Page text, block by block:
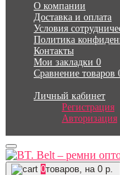
О компании
Доставка и оплата
Условия
Политика
Контакты
Мои закладки 0
Сравнение товаров
Личный кабинет
Регистрация
Авторизация
0товаров, на 0 р.